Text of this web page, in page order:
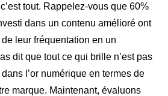
tout. Rappelez-vous que 60%
dans un contenu amélioré ont
leur fréquentation en un
dit que tout ce qui brille n’est pas
l’or numérique en termes de
marque. Maintenant, évaluons